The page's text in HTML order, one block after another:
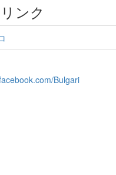
ンク
Bulgari